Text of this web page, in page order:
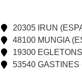
20305 IRUN
48100 MUNGIA
19300
53540 GASTINES